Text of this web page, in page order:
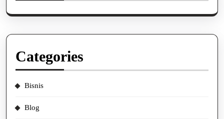
Categories
Bisnis
Blog